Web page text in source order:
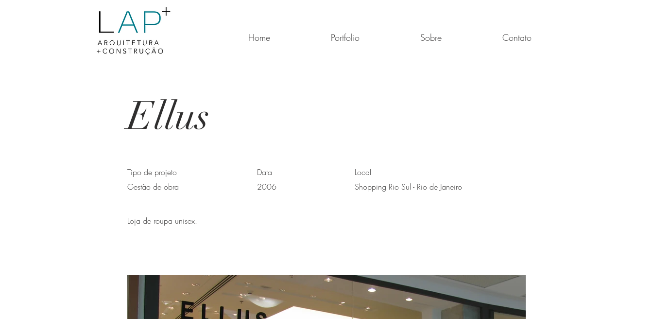
Home Portfolio Sobre Contato
Ellus
Tipo de projeto
Gestão de obra
Data
2006
Local
Shopping Rio Sul - Rio de Janeiro
Loja de roupa unisex.